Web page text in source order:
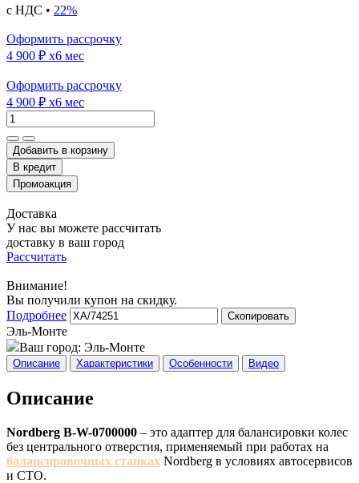
с НДС • 22%
Оформить рассрочку
4 900 ₽ x6 мес
Оформить рассрочку
4 900 ₽ x6 мес
Добавить в корзину
Доставка
У нас вы можете рассчитать
доставку в ваш город
Рассчитать
Внимание!
Вы получили купон на скидку.
Подробнее
Скопировать
Эль-Монте
Ваш город: Эль-Монте
Описание Характеристики Особенности Видео
Описание
Nordberg B-W-0700000 – это адаптер для балансировки колес
без центрального отверстия, применяемый при работах на
балансировочных станках Nordberg в условиях автосервисов
и СТО.